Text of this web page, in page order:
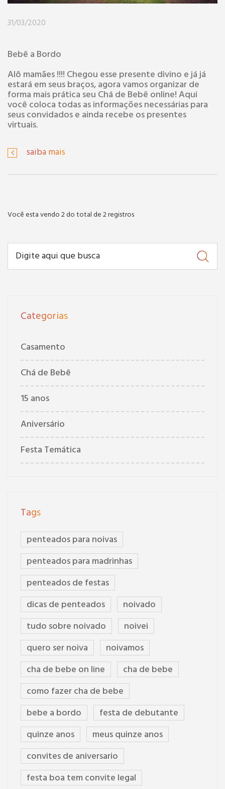
31/03/2020
Bebê a Bordo
Alô mamães !!!! Chegou esse presente divino e já já
estará em seus braços, agora vamos organizar de
forma mais prática seu Chá de Bebê online! Aqui
você coloca todas as informações necessárias para
seus convidados e ainda recebe os presentes
virtuais.
saiba mais
Você esta vendo 2 do total de 2 registros
Categorias
Casamento
Chá de Bebê
15 anos
Aniversário
Festa Temática
Tags
penteados para noivas
penteados para madrinhas
penteados de festas
dicas de penteados
noivado
tudo sobre noivado
noivei
quero ser noiva
noivamos
cha de bebe on line
cha de bebe
como fazer cha de bebe
bebe a bordo
festa de debutante
quinze anos
meus quinze anos
convites de aniversario
festa boa tem convite legal